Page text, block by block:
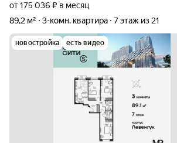
от 175 036 ₽ в месяц
89,2 м²
3-комн. квартира 7 этаж из 21
новостройка есть видео